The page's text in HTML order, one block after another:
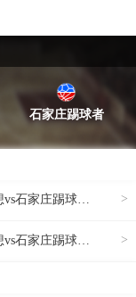
石家庄踢球者
[直播吧]06月07日中冠区域排位赛江苏新梦想vs石家庄踢球者上半场录像[小窗口/手机/Pad观看] >
[直播吧]06月07日中冠区域排位赛江苏新梦想vs石家庄踢球者下半场录像[小窗口/手机/Pad观看] >